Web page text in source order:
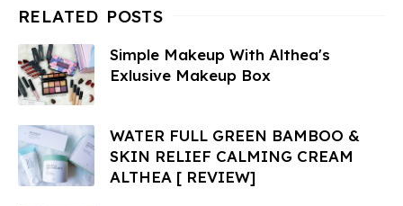
Simple Makeup With Althea's
Exlusive Makeup Box
WATER FULL GREEN BAMBOO &
SKIN RELIEF CALMING CREAM
ALTHEA [ REVIEW]